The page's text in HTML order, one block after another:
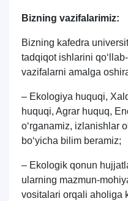
Bizning vazifalarimiz:
Bizning kafedra
tadqiqot ishlarini
vazifalarni amalga
– Ekologiya huquqi,
huquqi, Agrar huquq,
o‘rganamiz, izlanishlar
bo‘yicha bilim beramiz;
– Ekologik qonun
ularning mazmun-
vositalari orqali aholiga